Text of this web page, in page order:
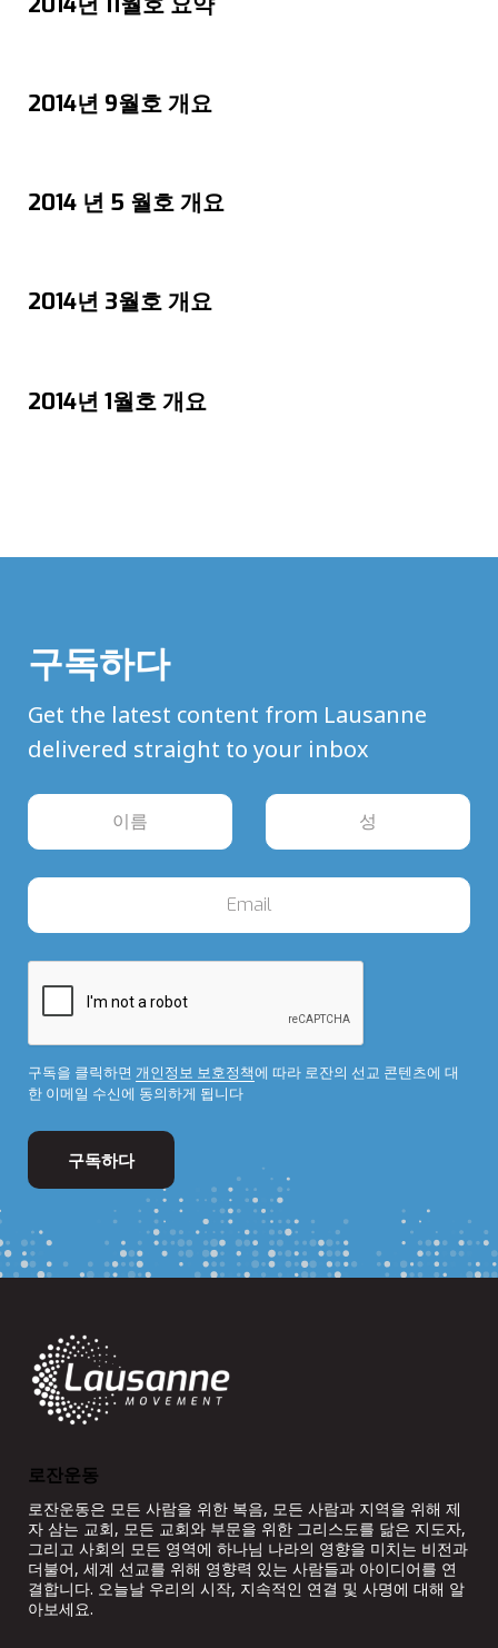
2014년 9월호 개요
2014 년 5 월호 개요
2014년 3월호 개요
2014년 1월호 개요
구독하다
Get the latest content from Lausanne
delivered straight to your inbox
구독을 클릭하면 개인정보 보호정책에 따라 로잔의 선교 콘텐츠에 대
한 이메일 수신에 동의하게 됩니다
로잔운동
로잔운동은 모든 사람을 위한 복음, 모든 사람과 지역을 위해 제
자 삼는 교회, 모든 교회와 부문을 위한 그리스도를 닮은 지도자,
그리고 사회의 모든 영역에 하나님 나라의 영향을 미치는 비전과
더불어, 세계 선교를 위해 영향력 있는 사람들과 아이디어를 연
결합니다. 오늘날 우리의 시작, 지속적인 연결 및 사명에 대해 알
아보세요.